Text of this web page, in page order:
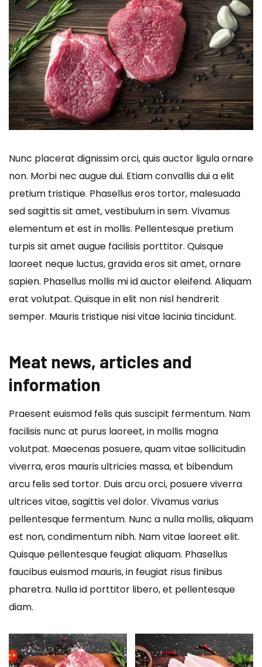
Nunc placerat dignissim orci, quis auctor ligula ornare
non. Morbi nec augue dui. Etiam convallis dui a elit
pretium tristique. Phasellus eros tortor, malesuada
sed sagittis sit amet, vestibulum in sem. Vivamus
elementum et est in mollis. Pellentesque pretium
turpis sit amet augue facilisis porttitor. Quisque
laoreet neque luctus, gravida eros sit amet, ornare
sapien. Phasellus mollis mi id auctor eleifend. Aliquam
erat volutpat. Quisque in elit non nisl hendrerit
semper. Mauris tristique nisi vitae lacinia tincidunt.
Meat news, articles and
information
Praesent euismod felis quis suscipit fermentum. Nam
facilisis nunc at purus laoreet, in mollis magna
volutpat. Maecenas posuere, quam vitae sollicitudin
viverra, eros mauris ultricies massa, et bibendum
arcu felis sed tortor. Duis arcu orci, posuere viverra
ultrices vitae, sagittis vel dolor. Vivamus varius
pellentesque fermentum. Nunc a nulla mollis, aliquam
est non, condimentum nibh. Nam vitae laoreet elit.
Quisque pellentesque feugiat aliquam. Phasellus
faucibus euismod mauris, in feugiat risus finibus
pharetra. Nulla id porttitor libero, et pellentesque
diam.